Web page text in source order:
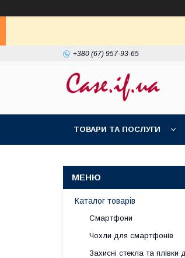
+380 (67) 957-93-65
ТОВАРИ ТА ПОСЛУГИ
Каталог товарів
Смартфони
Чохли для смартфонів
Захисні стекла та плівки